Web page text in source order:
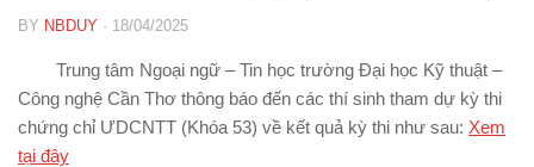
BY NBDUY · 18/04/2025
Trung tâm Ngoại ngữ – Tin học trường Đại học Kỹ thuật –
Công nghệ Cần Thơ thông báo đến các thí sinh tham dự kỳ thi
chứng chỉ ƯDCNTT (Khóa 53) về kết quả kỳ thi như sau: Xem
tại đây